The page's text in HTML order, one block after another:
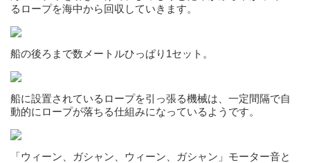
るロープを海中から回収していきます。
船の後ろまで数メートルひっぱり1セット。
船に設置されているロープを引っ張る機械は、一定間隔で自
動的にロープが落ちる仕組みになっているようです。
「ウィーン、ガシャン、ウィーン、ガシャン」モーター音と